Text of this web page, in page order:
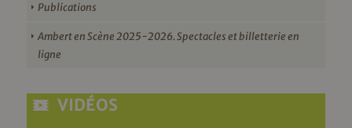
Publications
Ambert en Scène 2025-2026. Spectacles et billetterie en
ligne
VIDÉOS